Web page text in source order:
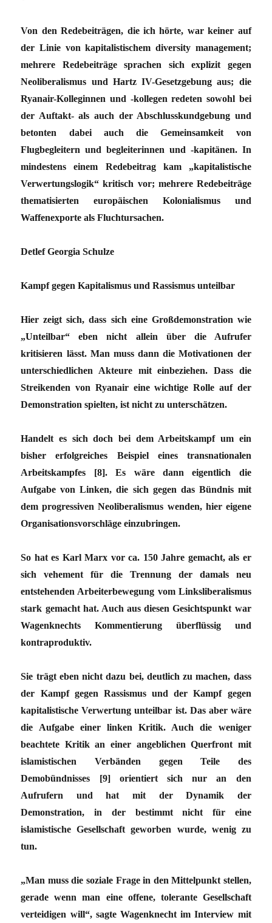
Von den Redebeiträgen, die ich hörte, war keiner auf
der Linie von kapitalistischem diversity management;
mehrere Redebeiträge sprachen sich explizit gegen
Neoliberalismus und Hartz IV-Gesetzgebung aus; die
Ryanair-Kolleginnen und -kollegen redeten sowohl bei
der Auftakt- als auch der Abschlusskundgebung und
betonten dabei auch die Gemeinsamkeit von
Flugbegleitern und begleiterinnen und -kapitänen. In
mindestens einem Redebeitrag kam „kapitalistische
Verwertungslogik“ kritisch vor; mehrere Redebeiträge
thematisierten europäischen Kolonialismus und
Waffenexporte als Fluchtursachen.
Detlef Georgia Schulze
Kampf gegen Kapitalismus und Rassismus unteilbar
Hier zeigt sich, dass sich eine Großdemonstration wie
„Unteilbar“ eben nicht allein über die Aufrufer
kritisieren lässt. Man muss dann die Motivationen der
unterschiedlichen Akteure mit einbeziehen. Dass die
Streikenden von Ryanair eine wichtige Rolle auf der
Demonstration spielten, ist nicht zu unterschätzen.
Handelt es sich doch bei dem Arbeitskampf um ein
bisher erfolgreiches Beispiel eines transnationalen
Arbeitskampfes [8]. Es wäre dann eigentlich die
Aufgabe von Linken, die sich gegen das Bündnis mit
dem progressiven Neoliberalismus wenden, hier eigene
Organisationsvorschläge einzubringen.
So hat es Karl Marx vor ca. 150 Jahre gemacht, als er
sich vehement für die Trennung der damals neu
entstehenden Arbeiterbewegung vom Linksliberalismus
stark gemacht hat. Auch aus diesen Gesichtspunkt war
Wagenknechts Kommentierung überflüssig und
kontraproduktiv.
Sie trägt eben nicht dazu bei, deutlich zu machen, dass
der Kampf gegen Rassismus und der Kampf gegen
kapitalistische Verwertung unteilbar ist. Das aber wäre
die Aufgabe einer linken Kritik. Auch die weniger
beachtete Kritik an einer angeblichen Querfront mit
islamistischen Verbänden gegen Teile des
Demobündnisses [9] orientiert sich nur an den
Aufrufern und hat mit der Dynamik der
Demonstration, in der bestimmt nicht für eine
islamistische Gesellschaft geworben wurde, wenig zu
tun.
„Man muss die soziale Frage in den Mittelpunkt stellen,
gerade wenn man eine offene, tolerante Gesellschaft
verteidigen will“, sagte Wagenknecht im Interview mit